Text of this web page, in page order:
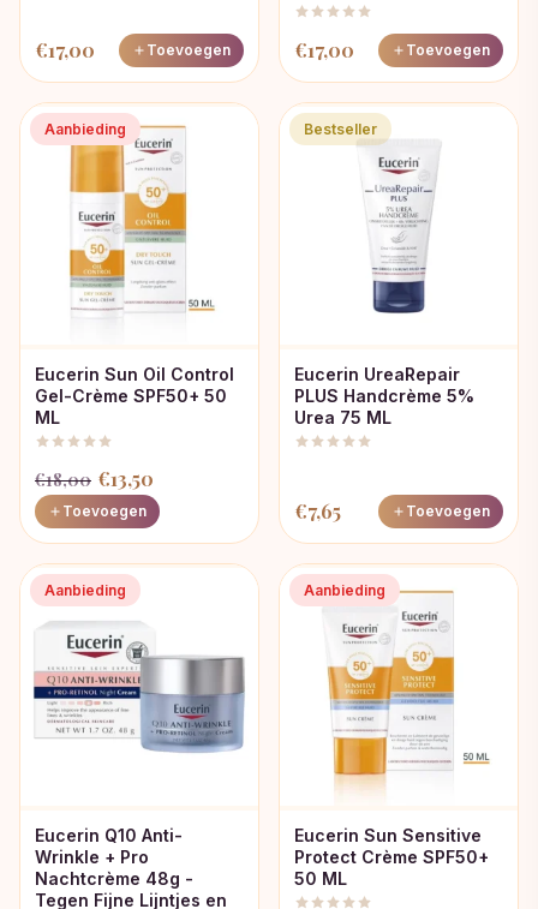
€17,00 Toevoegen €17,00 Toevoegen
Aanbieding
Eucerin Sun Oil Control
Gel-Crème SPF50+ 50
ML
€18,00 Oorspronkelijke
prijs
was:
€18,00.
€13,50
prijs
€13,50.
Toevoegen
Bestseller
Eucerin UreaRepair
PLUS Handcrème 5%
Urea 75 ML
€7,65 Toevoegen
Aanbieding
Eucerin Q10 Anti-
Wrinkle + Pro
Nachtcrème 48g -
Tegen Fijne Lijntjes en
Aanbieding
Eucerin Sun Sensitive
Protect Crème SPF50+
50 ML